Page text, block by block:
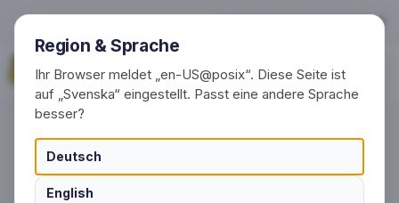
Tillverkare av
Region & Sprache
Ihr Browser meldet „en-US@posix“. Diese Seite ist
auf „Svenska“ eingestellt. Passt eine andere Sprache
besser?
Deutsch
English
+49 (0) 30 / 20 23 68 91-0
Begär nu